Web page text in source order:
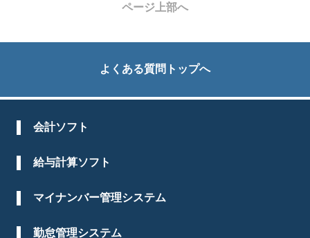
ページ上部へ
よくある質問トップへ
会計ソフト
給与計算ソフト
マイナンバー管理システム
勤怠管理システム